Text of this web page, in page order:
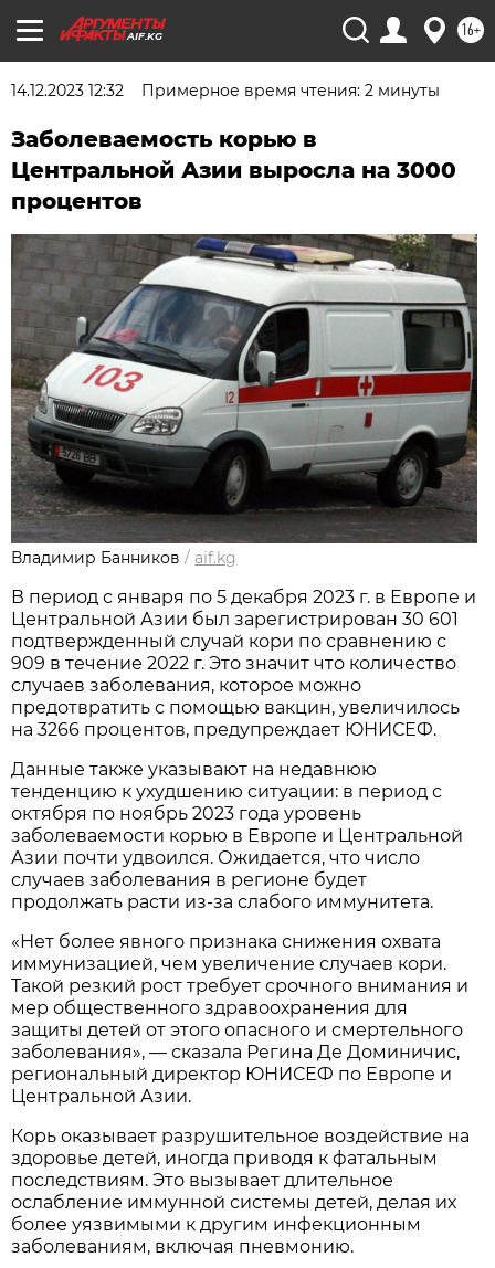
AIF.KG 16+
14.12.2023 12:32 Примерное время чтения: 2 минуты
Заболеваемость корью в
Центральной Азии выросла на 3000
процентов
Владимир Банников / aif.kg
В период с января по 5 декабря 2023 г. в Европе и
Центральной Азии был зарегистрирован 30 601
подтвержденный случай кори по сравнению с
909 в течение 2022 г. Это значит что количество
случаев заболевания, которое можно
предотвратить с помощью вакцин, увеличилось
на 3266 процентов, предупреждает ЮНИСЕФ.
Данные также указывают на недавнюю
тенденцию к ухудшению ситуации: в период с
октября по ноябрь 2023 года уровень
заболеваемости корью в Европе и Центральной
Азии почти удвоился. Ожидается, что число
случаев заболевания в регионе будет
продолжать расти из-за слабого иммунитета.
«Нет более явного признака снижения охвата
иммунизацией, чем увеличение случаев кори.
Такой резкий рост требует срочного внимания и
мер общественного здравоохранения для
защиты детей от этого опасного и смертельного
заболевания», — сказала Регина Де Доминичис,
региональный директор ЮНИСЕФ по Европе и
Центральной Азии.
Корь оказывает разрушительное воздействие на
здоровье детей, иногда приводя к фатальным
последствиям. Это вызывает длительное
ослабление иммунной системы детей, делая их
более уязвимыми к другим инфекционным
заболеваниям, включая пневмонию.